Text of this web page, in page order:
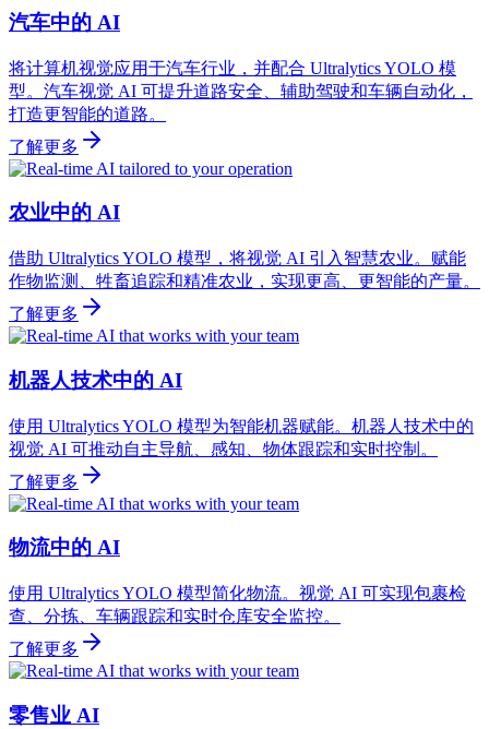
汽车中的 AI
将计算机视觉应用于汽车行业，并配合 Ultralytics YOLO 模
型。汽车视觉 AI 可提升道路安全、辅助驾驶和车辆自动化，
打造更智能的道路。
了解更多
农业中的 AI
借助 Ultralytics YOLO 模型，将视觉 AI 引入智慧农业。赋能
作物监测、牲畜追踪和精准农业，实现更高、更智能的产量。
了解更多
机器人技术中的 AI
使用 Ultralytics YOLO 模型为智能机器赋能。机器人技术中的
视觉 AI 可推动自主导航、感知、物体跟踪和实时控制。
了解更多
物流中的 AI
使用 Ultralytics YOLO 模型简化物流。视觉 AI 可实现包裹检
查、分拣、车辆跟踪和实时仓库安全监控。
了解更多
零售业 AI